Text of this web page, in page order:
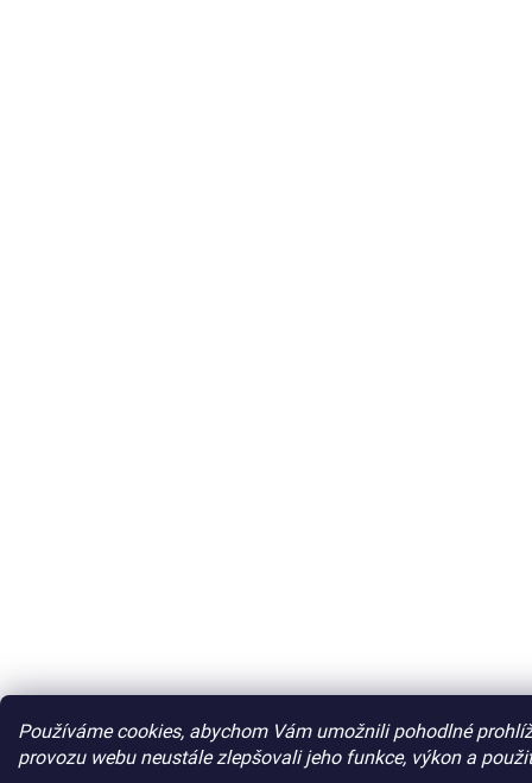
Používáme cookies, abychom Vám umožnili pohodlné
provozu webu neustále zlepšovali jeho funkce, výkon a